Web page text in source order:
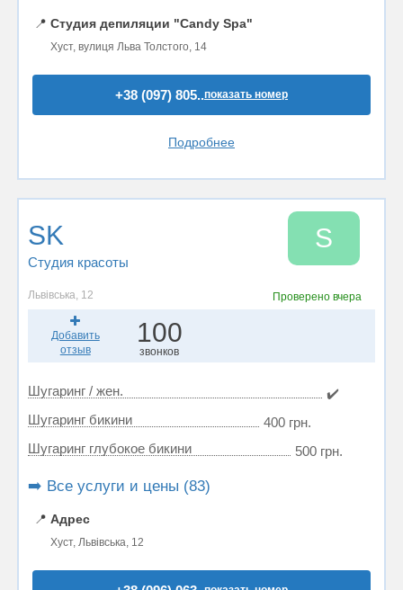
📍 Студия депиляции "Candy Spa"
Хуст, вулиця Льва Толстого, 14
+38 (097) 805..показать номер
Подробнее
SK
Студия красоты
S
Львівська, 12 Провереновчера
Добавить
отзыв
100
звонков
Шугаринг / жен.
✔️
Шугаринг бикини
400 грн.
Шугаринг глубокое бикини
500 грн.
➡️ Все услуги и цены (83)
📍 Адрес
Хуст, Львівська, 12